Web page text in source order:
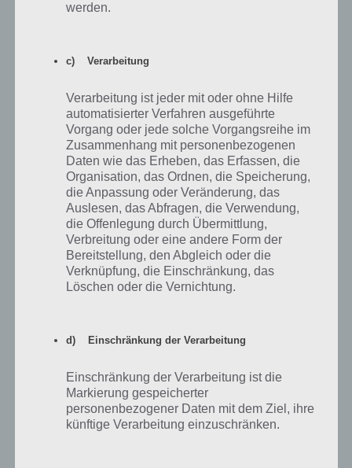
Nachdem wir dir zahlreiche Tipps und Infos zu Agar.io vorgestellt
größten Zelle im Spiel zu werden. Pro Welt befinden sich in der Regel
um die 100 Spieler. Daher ist es gar nicht so einfach.
Der Beginn: Aufpassen und Feinden aus dem
Weg gehen
Zu Beginn von Agar.io ist es die beste Strategie sich nicht mit
anderen Spielern zu duellieren. Stattdessen solltest du die kleinen
Punkte aufsammeln und so stetig an Masse zulegen. Wenn dir ein
Feind folgt, dann versuche diesen abzuschütteln.
Ein weiterer Tipp: Gehe immer den kürzesten Weg und sammle alle
sonst hat die Konkurrenz gute Chancen. Beherzige auch unseren
werden.
c) Verarbeitung
Verarbeitung ist jeder mit oder ohne Hilfe
automatisierter Verfahren ausgeführte
Vorgang oder jede solche Vorgangsreihe im
Zusammenhang mit personenbezogenen
Daten wie das Erheben, das Erfassen, die
Organisation, das Ordnen, die Speicherung,
die Anpassung oder Veränderung, das
Auslesen, das Abfragen, die Verwendung,
die Offenlegung durch Übermittlung,
Verbreitung oder eine andere Form der
Bereitstellung, den Abgleich oder die
Verknüpfung, die Einschränkung, das
Löschen oder die Vernichtung.
d) Einschränkung der Verarbeitung
Einschränkung der Verarbeitung ist die
Markierung gespeicherter
personenbezogener Daten mit dem Ziel, ihre
künftige Verarbeitung einzuschränken.